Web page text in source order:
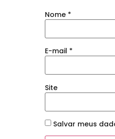
Nome *
E-mail *
Site
Salvar meus